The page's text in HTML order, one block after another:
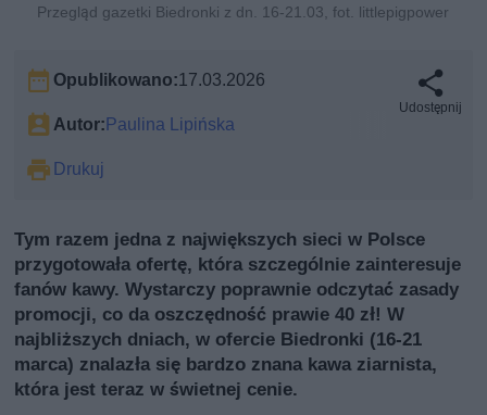
Przegląd gazetki Biedronki z dn. 16-21.03, fot. littlepigpower
Opublikowano:17.03.2026
Autor:Paulina Lipińska
Drukuj
Udostępnij
Tym razem jedna z największych sieci w Polsce
przygotowała ofertę, która szczególnie zainteresuje
fanów kawy. Wystarczy poprawnie odczytać zasady
promocji, co da oszczędność prawie 40 zł! W
najbliższych dniach, w ofercie Biedronki (16-21
marca) znalazła się bardzo znana kawa ziarnista,
która jest teraz w świetnej cenie.